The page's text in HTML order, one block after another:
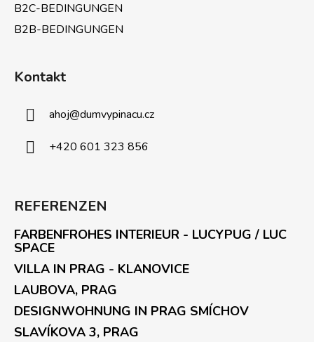
B2C-BEDINGUNGEN
B2B-BEDINGUNGEN
Kontakt
ahoj@dumvypinacu.cz
+420 601 323 856
REFERENZEN
FARBENFROHES INTERIEUR - LUCYPUG / LUC
SPACE
VILLA IN PRAG - KLANOVICE
LAUBOVA, PRAG
DESIGNWOHNUNG IN PRAG SMÍCHOV
SLAVÍKOVA 3, PRAG